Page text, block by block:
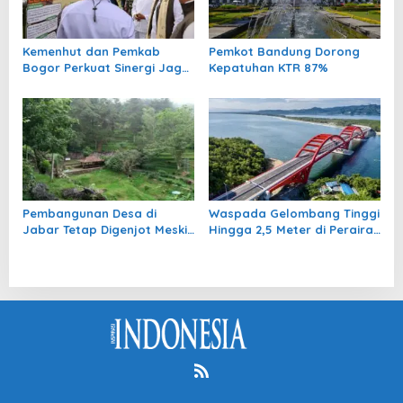
Kemenhut dan Pemkab
Bogor Perkuat Sinergi Jaga
Pemkot Bandung Dorong
Kepatuhan KTR 87%
Pembangunan Desa di
Jabar Tetap Digenjot Meski
Waspada Gelombang Tinggi
Hingga 2,5 Meter di Perairan